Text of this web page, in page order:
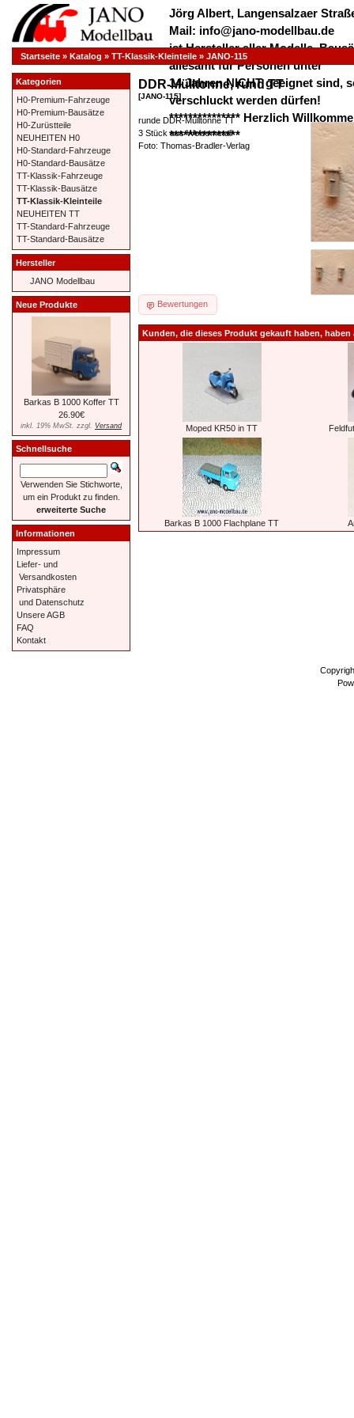
Jörg Albert, Langensalzaer
Mail: info@jano-modellbau.de
ist Hersteller aller Modelle,
allesamt für Personen unter
14 Jahren NICHT geeignet sind,
verschluckt werden dürfen!
*************** Herzlich
***************
Startseite » Katalog » TT-Klassik-Kleinteile » JANO-115
DDR-Mülltonne, rund TT
[JANO-115]
runde DDR-Mülltonne TT
3 Stück aus Weissmetall
Foto: Thomas-Bradler-Verlag
Bewertungen
Kunden, die dieses Produkt gekauft haben,
Moped KR50 in TT
Barkas B 1000 Flachplane TT
Kategorien
H0-Premium-Fahrzeuge
H0-Premium-Bausätze
H0-Zurüstteile
NEUHEITEN H0
H0-Standard-Fahrzeuge
H0-Standard-Bausätze
TT-Klassik-Fahrzeuge
TT-Klassik-Bausätze
TT-Klassik-Kleinteile
NEUHEITEN TT
TT-Standard-Fahrzeuge
TT-Standard-Bausätze
Hersteller
JANO Modellbau
Neue Produkte
Barkas B 1000 Koffer TT
26.90€
inkl. 19% MwSt. zzgl. Versand
Schnellsuche
Verwenden Sie Stichworte,
um ein Produkt zu finden.
erweiterte Suche
Informationen
Impressum
Liefer- und
Versandkosten
Privatsphäre
und Datenschutz
Unsere AGB
FAQ
Kontakt